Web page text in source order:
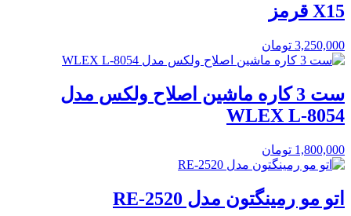
X15 قرمز
3,250,000 تومان
ست 3 کاره ماشین اصلاح ولکس مدل
WLEX L-8054
1,800,000 تومان
اتو مو رمینگتون مدل RE-2520